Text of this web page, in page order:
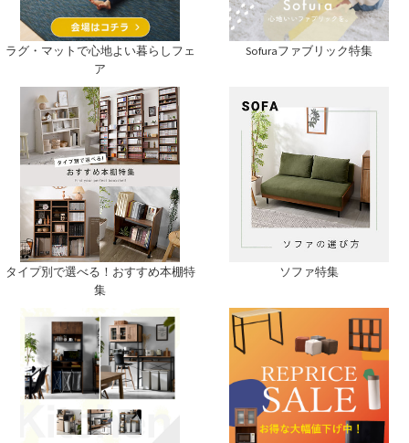
ラグ・マットで心地よい暮らしフェ
ア
Sofuraファブリック特集
タイプ別で選べる！おすすめ本棚特
集
ソファ特集